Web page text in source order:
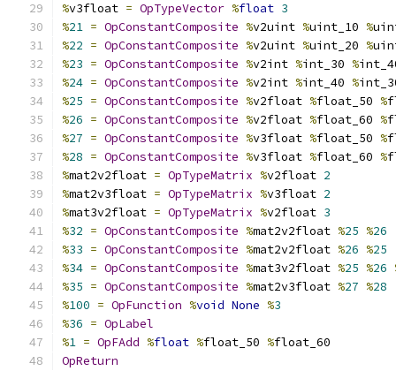
%v3float = OpTypeVector %float 3
%21 = OpConstantComposite %v2uint %uint_10 %
%22 = OpConstantComposite %v2uint %uint_20 %
%23 = OpConstantComposite %v2int %int_30 %
%24 = OpConstantComposite %v2int %int_40 %
%25 = OpConstantComposite %v2float %float_50 %
%26 = OpConstantComposite %v2float %float_60 %
%27 = OpConstantComposite %v3float %float_50 %
%28 = OpConstantComposite %v3float %float_60 %
%mat2v2float = OpTypeMatrix %v2float 2
%mat2v3float = OpTypeMatrix %v3float 2
%mat3v2float = OpTypeMatrix %v2float 3
%32 = OpConstantComposite %mat2v2float %25 %26
%33 = OpConstantComposite %mat2v2float %26 %25
%34 = OpConstantComposite %mat3v2float %25 %26
%35 = OpConstantComposite %mat2v3float %27 %28
%100 = OpFunction %void None %3
%36 = OpLabel
%1 = OpFAdd %float %float_50 %float_60
OpReturn